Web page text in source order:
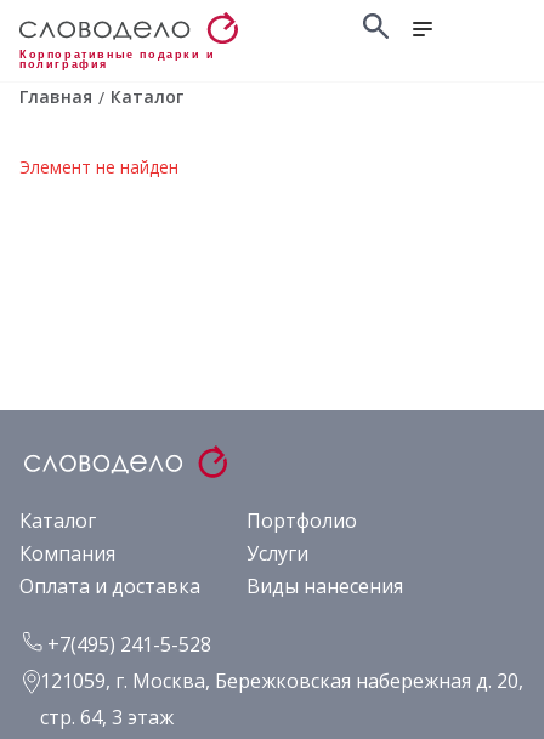
Корпоративные подарки и
полиграфия
Главная / Каталог
Элемент не найден
Каталог
Портфолио
Компания
Услуги
Оплата и доставка
Виды нанесения
+7(495) 241-5-528
121059, г. Москва, Бережковская набережная д. 20,
стр. 64, 3 этаж